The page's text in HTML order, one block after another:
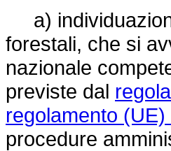
a)
forestali, che si
nazionale
previste dal
regolamento
procedure